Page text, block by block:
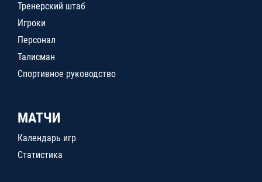
Тренерский штаб
Игроки
Персонал
Талисман
Спортивное руководство
МАТЧИ
Календарь игр
Статистика